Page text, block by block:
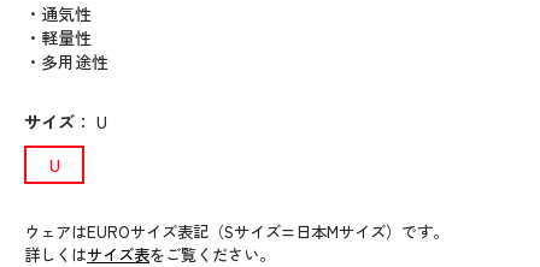
・通気性
・軽量性
・多用途性
サイズ ： U
U
ウェアはEUROサイズ表記（Sサイズ=日本Mサイズ）です。
詳しくはサイズ表をご覧ください。